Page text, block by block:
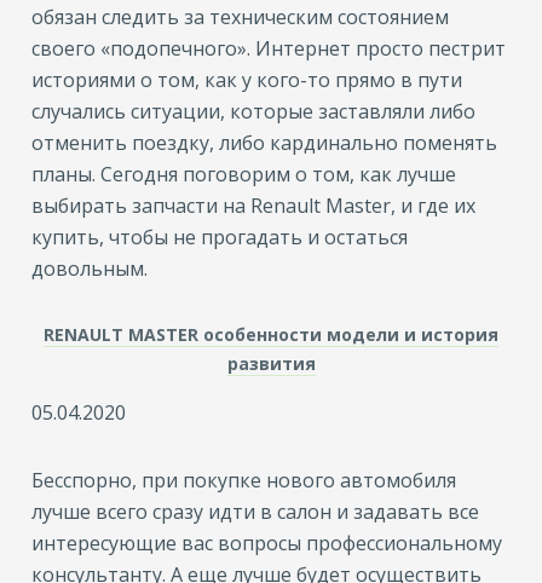
обязан следить за техническим состоянием
своего «подопечного». Интернет просто пестрит
историями о том, как у кого-то прямо в пути
случались ситуации, которые заставляли либо
отменить поездку, либо кардинально поменять
планы. Сегодня поговорим о том, как лучше
выбирать запчасти на Renault Master, и где их
купить, чтобы не прогадать и остаться
довольным.
RENAULT MASTER особенности модели и история
развития
05.04.2020
Бесспорно, при покупке нового автомобиля
лучше всего сразу идти в салон и задавать все
интересующие вас вопросы профессиональному
консультанту. А еще лучше будет осуществить